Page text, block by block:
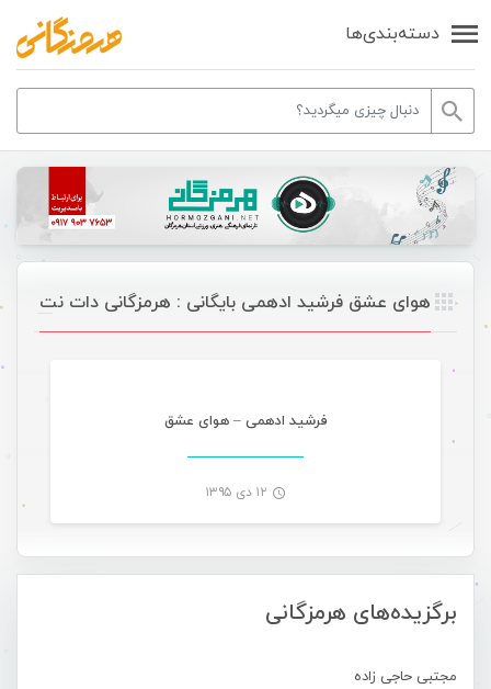
دسته‌بندی‌ها
برگزیده‌های هرمزگانی
مجتبی حاجی زاده
هوای عشق فرشید ادهمی بایگانی : هرمزگانی دات نت
فرشید ادهمی – هوای عشق
۱۲ دی ۱۳۹۵